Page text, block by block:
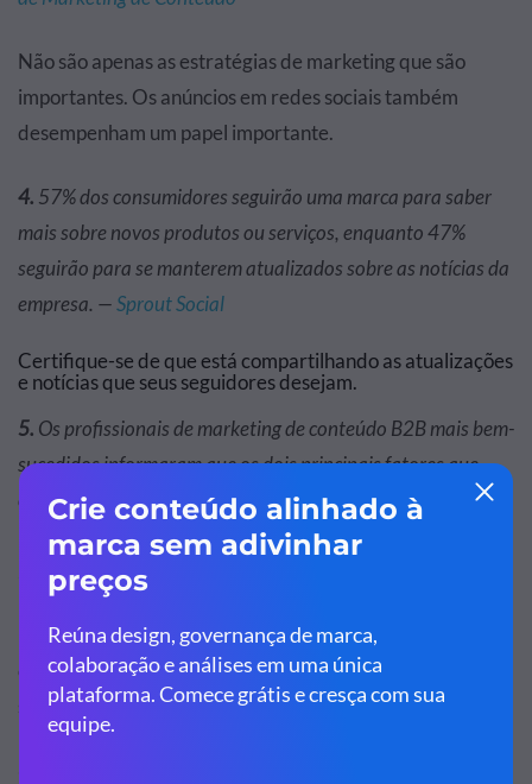
Não são apenas as estratégias de marketing que são
importantes. Os anúncios em redes sociais também
desempenham um papel importante.
4. 57% dos consumidores seguirão uma marca para saber
mais sobre novos produtos ou serviços, enquanto 47%
seguirão para se manterem atualizados sobre as notícias da
empresa. —Sprout Social
Certifique-se de que está compartilhando as atualizações
e notícias que seus seguidores desejam.
5. Os profissionais de marketing de conteúdo B2B mais bem-
sucedidos informaram que os dois principais fatores que
contribuíram para isso foram o valor que o conteúdo oferece
(83%) e as mudanças no site (60%). —Instituto de
Marketing de Conteúdo
Para dar ao seu marketing a melhor chance de sucesso,
concentre-se em criar conteúdo de alto valor e manter
seu site atualizado.